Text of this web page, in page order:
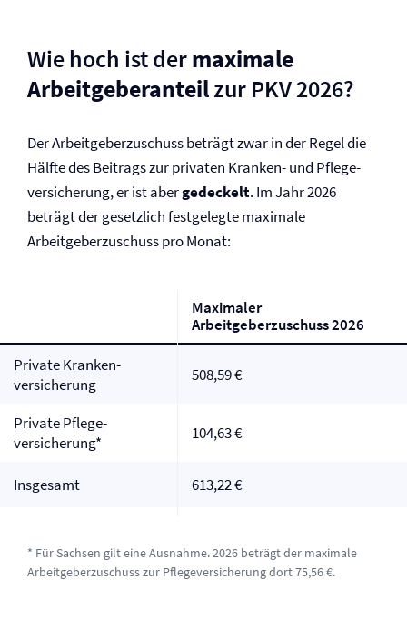
Wie hoch ist dermaximale
Arbeitgeberanteilzur PKV 2026?
Der Arbeitgeberzuschuss beträgt zwar in der Regel die
Hälfte des Beitrags zur privaten Kranken- und Pflege­
versicherung, er ist abergedeckelt. Im Jahr 2026
beträgt der gesetzlich festgelegte maximale
Arbeitgeberzuschuss pro Monat:
Maximaler
Arbeitgeberzuschuss 2026
Private Kranken­
versicherung
508,59 €
Private Pflege­
versicherung*
104,63 €
Insgesamt 613,22 €
* Für Sachsen gilt eine Ausnahme. 2026 beträgt der maximale
Arbeitgeberzuschuss zur Pflege­versicherung dort 75,56 €.